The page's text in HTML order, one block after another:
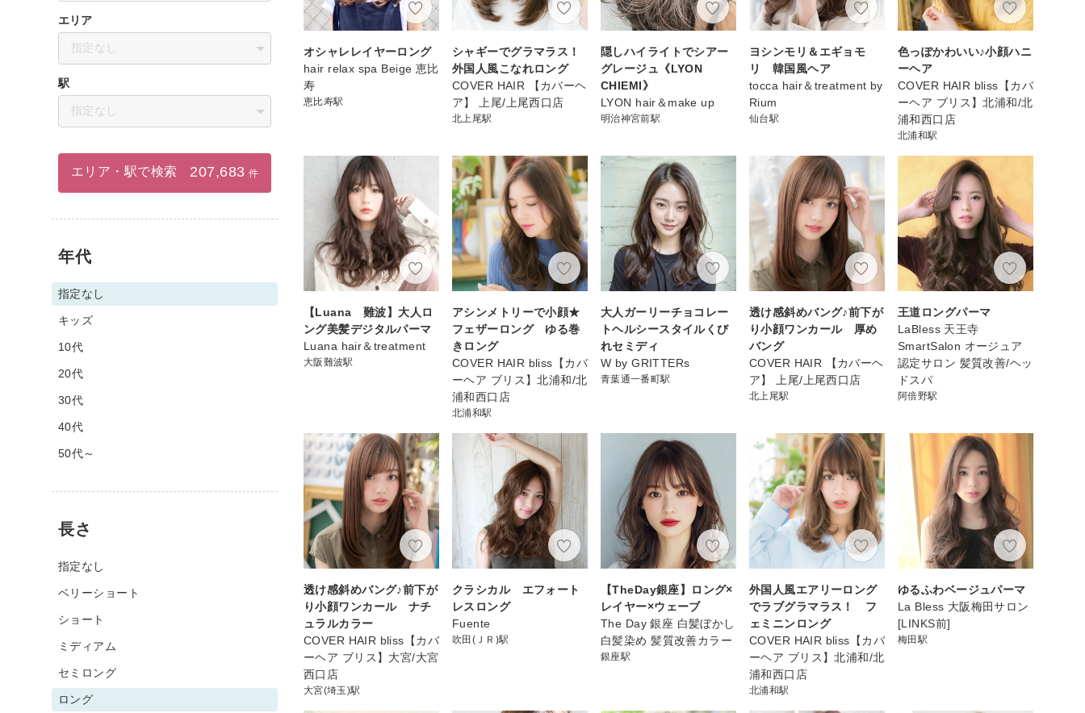
オシャレレイヤーロング
hair relax spa Beige 恵比
寿
恵比寿駅
シャギーでグラマラス！
外国人風こなれロング
COVER HAIR 【カバーヘ
ア】 上尾/上尾西口店
北上尾駅
隠しハイライトでシアー
グレージュ《LYON
CHIEMI》
LYON hair＆make up
明治神宮前駅
ヨシンモリ＆エギョモ
リ 韓国風ヘア
tocca hair＆treatment by
Rium
仙台駅
色っぽかわいい♪小顔ハニ
ーヘア
COVER HAIR bliss【カバ
ーヘア ブリス】北浦和/北
浦和西口店
北浦和駅
【Luana 難波】大人ロ
ング美髪デジタルパーマ
Luana hair＆treatment
大阪難波駅
アシンメトリーで小顔★
フェザーロング ゆる巻
きロング
COVER HAIR bliss【カバ
ーヘア ブリス】北浦和/北
浦和西口店
北浦和駅
大人ガーリーチョコレー
トヘルシースタイルくび
れセミディ
W by GRITTERs
青葉通一番町駅
透け感斜めバング♪前下が
り小顔ワンカール 厚め
バング
COVER HAIR 【カバーヘ
ア】 上尾/上尾西口店
北上尾駅
王道ロングパーマ
LaBless 天王寺
SmartSalon オージュア
認定サロン 髪質改善/ヘッ
ドスパ
阿倍野駅
透け感斜めバング♪前下が
り小顔ワンカール ナチ
ュラルカラー
COVER HAIR bliss【カバ
ーヘア ブリス】大宮/大宮
西口店
大宮(埼玉)駅
クラシカル エフォート
レスロング
Fuente
吹田(ＪＲ)駅
【TheDay銀座】ロング×
レイヤー×ウェーブ
The Day 銀座 白髪ぼかし
白髪染め 髪質改善カラー
銀座駅
外国人風エアリーロング
でラブグラマラス！ フ
ェミニンロング
COVER HAIR bliss【カバ
ーヘア ブリス】北浦和/北
浦和西口店
北浦和駅
ゆるふわベージュパーマ
La Bless 大阪梅田サロン
[LINKS前]
梅田駅
エリア
指定なし
駅
指定なし
エリア・駅で検索 207,683 件
年代
指定なし
キッズ
10代
20代
30代
40代
50代～
長さ
指定なし
ベリーショート
ショート
ミディアム
セミロング
ロング